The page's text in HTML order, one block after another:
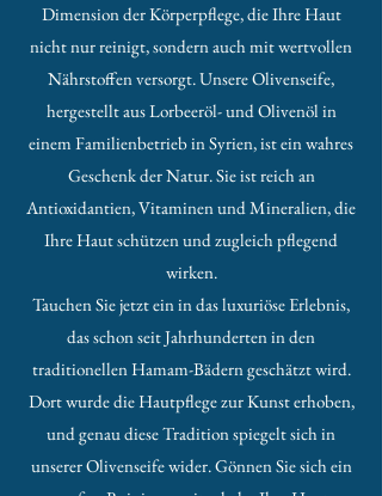
2
G
r
m
m
e
s
Dimension der Körperpflege, die Ihre Haut
nicht nur reinigt, sondern auch mit wertvollen
Nährstoffen versorgt. Unsere Olivenseife,
hergestellt aus Lorbeeröl- und Olivenöl in
einem Familienbetrieb in Syrien, ist ein wahres
Geschenk der Natur. Sie ist reich an
Antioxidantien, Vitaminen und Mineralien, die
Ihre Haut schützen und zugleich pflegend
wirken.
Tauchen Sie jetzt ein in das luxuriöse Erlebnis,
das schon seit Jahrhunderten in den
traditionellen Hamam-Bädern geschätzt wird.
Dort wurde die Hautpflege zur Kunst erhoben,
und genau diese Tradition spiegelt sich in
unserer Olivenseife wider. Gönnen Sie sich ein